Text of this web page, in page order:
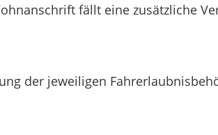
fällt eine zusätzliche
der jeweiligen